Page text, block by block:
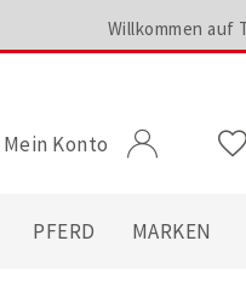
Willkommen auf
Mein Konto
PFERD MARKEN